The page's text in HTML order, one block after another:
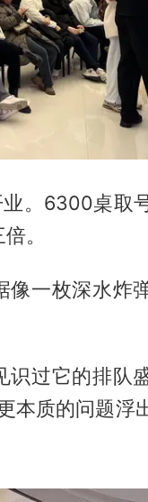
。6300桌取
。
一枚深水炸
过它的排队
本质的问题浮